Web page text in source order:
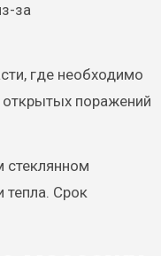
за
где необходимо
открытых поражений
стеклянном
Срок